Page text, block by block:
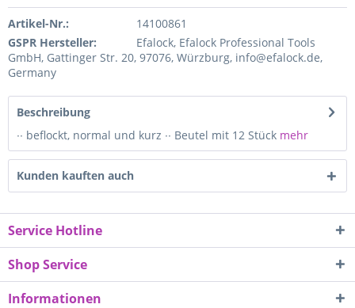
Artikel-Nr.:
14100861
GSPR Hersteller:
Efalock, Efalock Professional Tools
GmbH, Gattinger Str. 20, 97076, Würzburg, info@efalock.de,
Germany
Beschreibung
∙∙ beflockt, normal und kurz ∙∙ Beutel mit 12 Stück mehr
Kunden kauften auch
Service Hotline
Shop Service
Informationen